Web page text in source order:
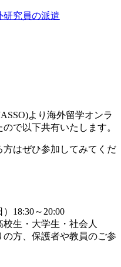
研究員の派遣
より海外留学オンラ
で以下共有いたします。
方はぜひ参加してみてくだ
18:30～20:00
校生・大学生・社会人
方、保護者や教員のご参